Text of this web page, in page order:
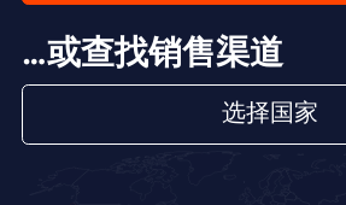
…或查找销售渠道
选择国家